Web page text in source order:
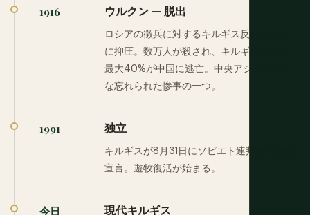
1916 ウルクン — 脱出
ロシアの徴兵に対するキルギス反乱が残虐
に抑圧。数万人が殺され、キルギス人口の
最大40%が中国に逃亡。中央アジアの偉大
な忘れられた惨事の一つ。
1991 独立
キルギスが8月31日にソビエト連邦から独立
宣言。遊牧復活が始まる。
今日 現代キルギス